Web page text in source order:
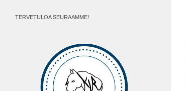
TERVETULOA SEURAAMME!